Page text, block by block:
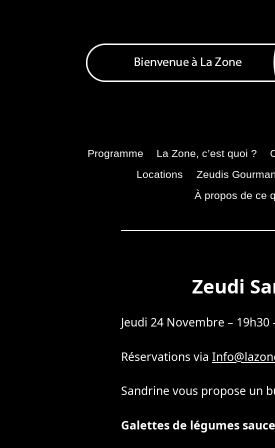
Programme La Zone, c’est quoi ?
Locations
Zeudis
À propos de ce
Zeudi
Jeudi 24 Novembre – 19h30
Réservations via
Sandrine vous propose un
Galettes de légumes